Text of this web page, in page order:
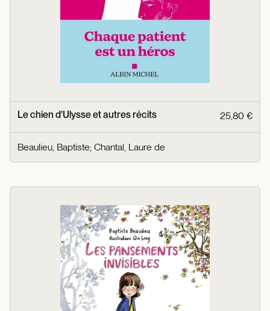
Le chien d'Ulysse et autres récits 25,80 €
Beaulieu, Baptiste; Chantal, Laure de